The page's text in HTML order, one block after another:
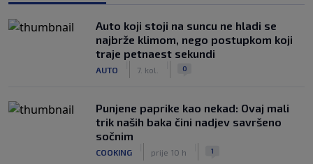
Auto koji stoji na suncu ne hladi se
najbrže klimom, nego postupkom koji
traje petnaest sekundi
AUTO 7. kol. 0
Punjene paprike kao nekad: Ovaj mali
trik naših baka čini nadjev savršeno
sočnim
COOKING prije 10 h 1